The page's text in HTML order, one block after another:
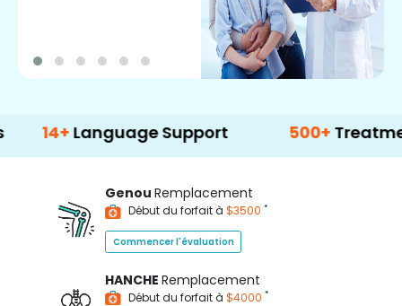
Language Support 500+ Treatment
Genou Remplacement
Début du forfait à $3500 *
Commencer l'évaluation
HANCHE Remplacement
Début du forfait à $4000 *